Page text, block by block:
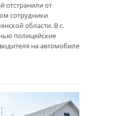
отстранили от
сотрудники
области. В с.
полицейские
на автомобиле